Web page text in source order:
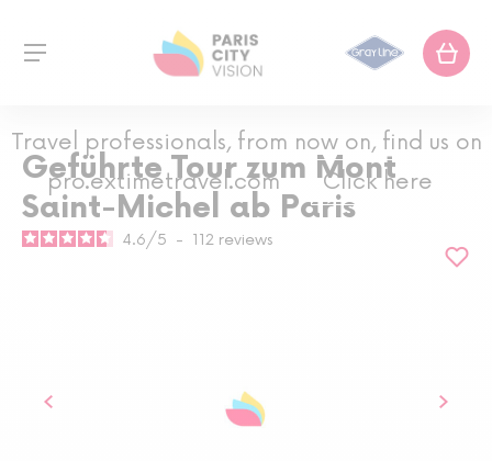
Travel professionals, from now on, find us on
pro.extimetravel.com
Click here
Geführte Tour zum Mont
Saint-Michel ab Paris
4.6/5 - 112 reviews